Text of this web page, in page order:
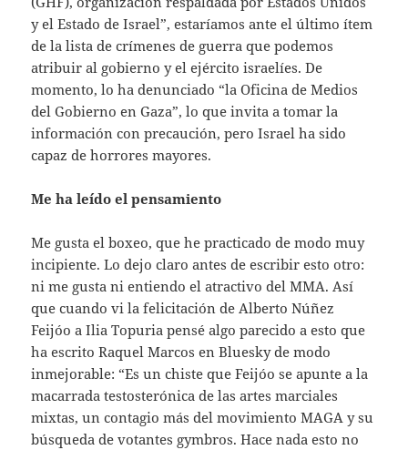
y el Estado de Israel”, estaríamos ante el último ítem
de la lista de crímenes de guerra que podemos
atribuir al gobierno y el ejército israelíes. De
momento, lo ha denunciado “la Oficina de Medios
del Gobierno en Gaza”, lo que invita a tomar la
información con precaución, pero Israel ha sido
capaz de horrores mayores.
Me ha leído el pensamiento
Me gusta el boxeo, que he practicado de modo muy
incipiente. Lo dejo claro antes de escribir esto otro:
ni me gusta ni entiendo el atractivo del MMA. Así
que cuando vi la felicitación de Alberto Núñez
Feijóo a Ilia Topuria pensé algo parecido a esto que
ha escrito Raquel Marcos en Bluesky de modo
inmejorable: “Es un chiste que Feijóo se apunte a la
macarrada testosterónica de las artes marciales
mixtas, un contagio más del movimiento MAGA y su
búsqueda de votantes gymbros. Hace nada esto no